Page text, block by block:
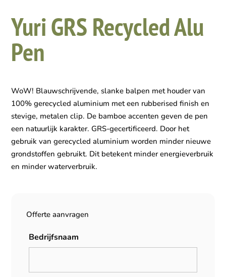
Yuri GRS Recycled Alu
Pen
WoW! Blauwschrijvende, slanke balpen met houder van
100% gerecycled aluminium met een rubberised finish en
stevige, metalen clip. De bamboe accenten geven de pen
een natuurlijk karakter. GRS-gecertificeerd. Door het
gebruik van gerecycled aluminium worden minder nieuwe
grondstoffen gebruikt. Dit betekent minder energieverbruik
en minder waterverbruik.
Offerte aanvragen
Bedrijfsnaam